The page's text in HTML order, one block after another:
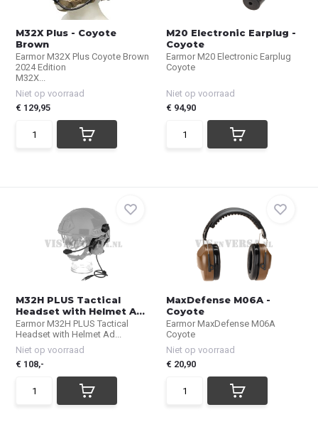
M32X Plus - Coyote
Brown
Earmor M32X Plus Coyote Brown
2024 Edition
M32X...
Niet op voorraad
€ 129,95
M20 Electronic Earplug -
Coyote
Earmor M20 Electronic Earplug
Coyote
Niet op voorraad
€ 94,90
M32H PLUS Tactical
Headset with Helmet A...
Earmor M32H PLUS Tactical
Headset with Helmet Ad...
Niet op voorraad
€ 108,-
MaxDefense M06A -
Coyote
Earmor MaxDefense M06A
Coyote
Niet op voorraad
€ 20,90